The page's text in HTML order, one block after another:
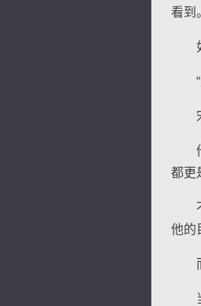
看到
如
“果
宋
他
都更
不
他的
而
当